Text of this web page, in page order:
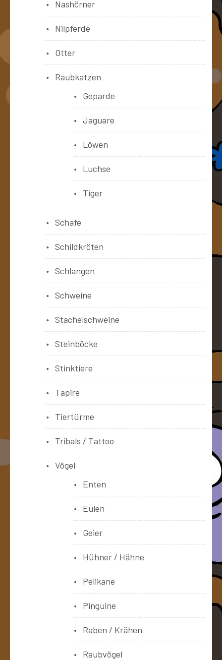
Nashörner
Nilpferde
Otter
Raubkatzen
Geparde
Jaguare
Löwen
Luchse
Tiger
Schafe
Schildkröten
Schlangen
Schweine
Stachelschweine
Steinböcke
Stinktiere
Tapire
Tiertürme
Tribals / Tattoo
Vögel
Enten
Eulen
Geier
Hühner / Hähne
Pelikane
Pinguine
Raben / Krähen
Raubvögel